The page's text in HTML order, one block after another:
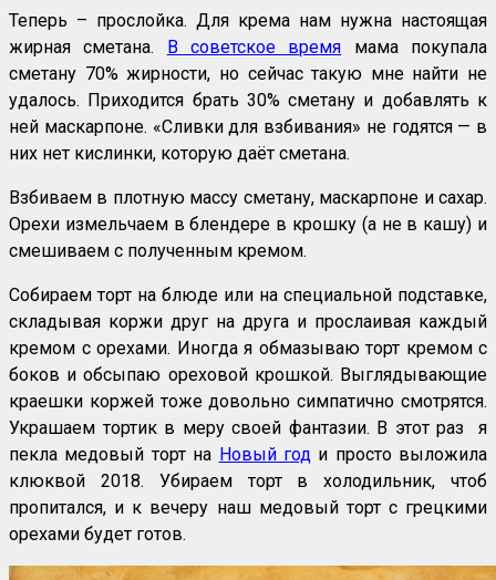
Теперь – прослойка. Для крема нам нужна настоящая
жирная сметана. В советское время мама покупала
сметану 70% жирности, но сейчас такую мне найти не
удалось. Приходится брать 30% сметану и добавлять к
ней маскарпоне. «Сливки для взбивания» не годятся — в
них нет кислинки, которую даёт сметана.
Взбиваем в плотную массу сметану, маскарпоне и сахар.
Орехи измельчаем в блендере в крошку (а не в кашу) и
смешиваем с полученным кремом.
Собираем торт на блюде или на специальной подставке,
складывая коржи друг на друга и прослаивая каждый
кремом с орехами. Иногда я обмазываю торт кремом с
боков и обсыпаю ореховой крошкой. Выглядывающие
краешки коржей тоже довольно симпатично смотрятся.
Украшаем тортик в меру своей фантазии. В этот раз я
пекла медовый торт на Новый годи просто выложила
клюквой 2018. Убираем торт в холодильник, чтоб
пропитался, и к вечеру наш медовый торт с грецкими
орехами будет готов.